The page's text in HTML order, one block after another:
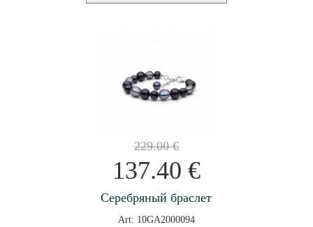
229.00€
137.40 €
Серебряный браслет
Art: 10GA2000094